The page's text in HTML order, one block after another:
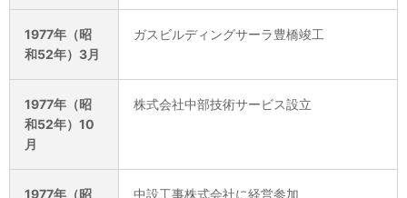
1977年（昭
和52年）3月
ガスビルディングサーラ豊橋竣工
1977年（昭
和52年）10
月
株式会社中部技術サービス設立
1977年（昭
中設工事株式会社に経営参加